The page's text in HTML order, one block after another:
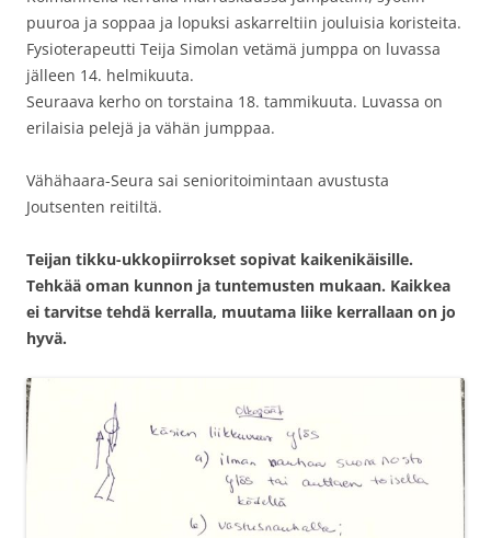
puuroa ja soppaa ja lopuksi askarreltiin jouluisia koristeita.
Fysioterapeutti Teija Simolan vetämä jumppa on luvassa
jälleen 14. helmikuuta.
Seuraava kerho on torstaina 18. tammikuuta. Luvassa on
erilaisia pelejä ja vähän jumppaa.
Vähähaara-Seura sai senioritoimintaan avustusta
Joutsenten reitiltä.
Teijan tikku-ukkopiirrokset sopivat kaikenikäisille.
Tehkää oman kunnon ja tuntemusten mukaan. Kaikkea
ei tarvitse tehdä kerralla, muutama liike kerrallaan on jo
hyvä.